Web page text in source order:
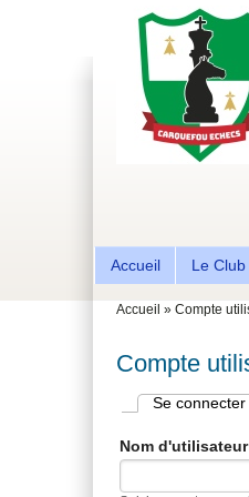
Aller au contenu principal
Accueil Le Club
Formulaire de
Vous êtes ici
Accueil » Compte
Compte
Onglets
Se connecter
Nom d'utilisateur